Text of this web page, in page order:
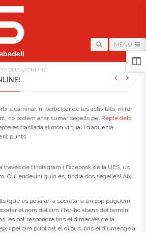
MENU
DELS 50 ONLINE!
a caminar, ni participar de les activitats, ni fer
no podem anar sumar segells pel Repte dels
es trasllada al món virtual i d’aquesta
punts.
través de l’Instagram i Facebook de la UES, us
Qui endevini quin és, tindrà dos segelles! Així
(que es posaran a secretaria un cop puguem
el nom del cim i fer-ho abans del termini
es pot respondre fins el dimecres de la
i pel cim publicat el dijous, fins el diumenge a